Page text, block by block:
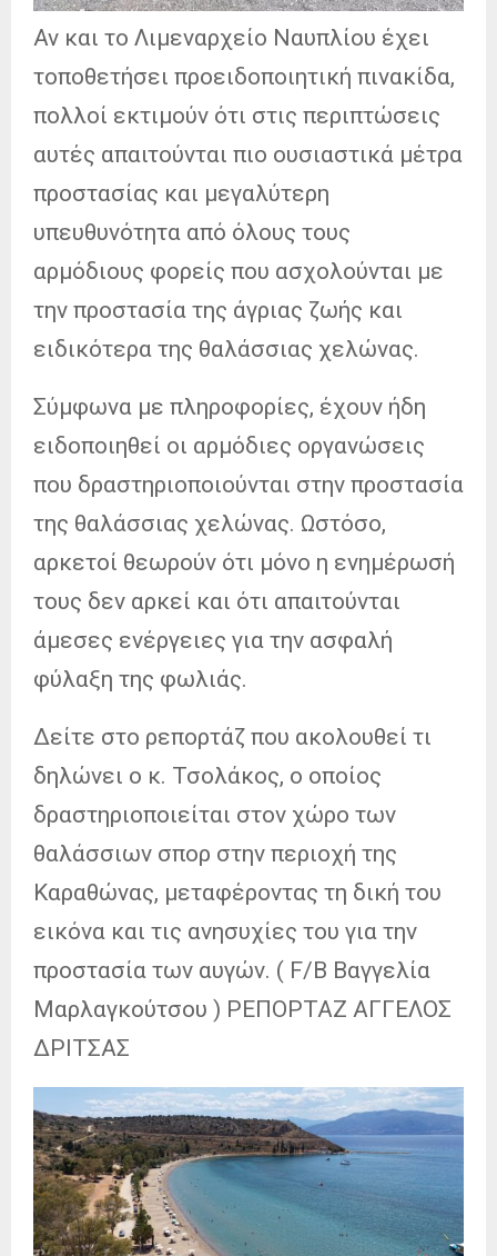
Αν και το Λιμεναρχείο Ναυπλίου έχει
τοποθετήσει προειδοποιητική πινακίδα,
πολλοί εκτιμούν ότι στις περιπτώσεις
αυτές απαιτούνται πιο ουσιαστικά μέτρα
προστασίας και μεγαλύτερη
υπευθυνότητα από όλους τους
αρμόδιους φορείς που ασχολούνται με
την προστασία της άγριας ζωής και
ειδικότερα της θαλάσσιας χελώνας.
Σύμφωνα με πληροφορίες, έχουν ήδη
ειδοποιηθεί οι αρμόδιες οργανώσεις
που δραστηριοποιούνται στην προστασία
της θαλάσσιας χελώνας. Ωστόσο,
αρκετοί θεωρούν ότι μόνο η ενημέρωσή
τους δεν αρκεί και ότι απαιτούνται
άμεσες ενέργειες για την ασφαλή
φύλαξη της φωλιάς.
Δείτε στο ρεπορτάζ που ακολουθεί τι
δηλώνει ο κ. Τσολάκος, ο οποίος
δραστηριοποιείται στον χώρο των
θαλάσσιων σπορ στην περιοχή της
Καραθώνας, μεταφέροντας τη δική του
εικόνα και τις ανησυχίες του για την
προστασία των αυγών. ( F/B Βαγγελία
Μαρλαγκούτσου ) ΡΕΠΟΡΤΑΖ ΑΓΓΕΛΟΣ
ΔΡΙΤΣΑΣ